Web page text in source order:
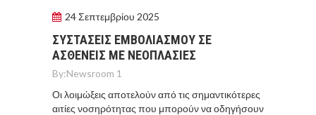
24 Σεπτεμβρίου 2025
ΣΥΣΤΑΣΕΙΣ ΕΜΒΟΛΙΑΣΜΟΥ ΣΕ
ΑΣΘΕΝΕΙΣ ΜΕ ΝΕΟΠΛΑΣΙΕΣ
By:Newsroom 1
Οι λοιμώξεις αποτελούν από τις σημαντικότερες
αιτίες νοσηρότητας που μπορούν να οδηγήσουν